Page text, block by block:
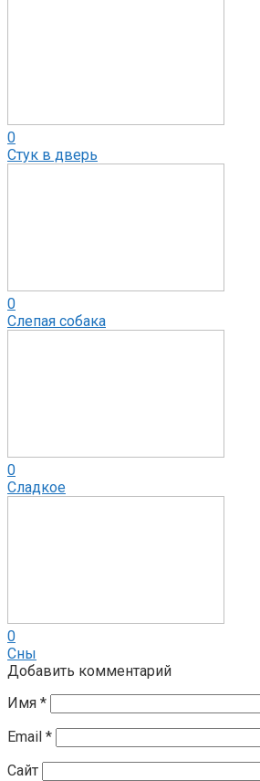
0
Стук в дверь
0
Слепая собака
0
Сладкое
0
Сны
Добавить комментарий
Имя *
Email *
Сайт